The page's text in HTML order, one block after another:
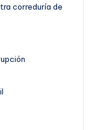
correduría de